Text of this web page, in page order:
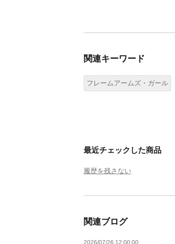
関連キーワード
フレームアームズ・ガール
最近チェックした商品
履歴を残さない
関連ブログ
2026/07/26 12:00:00